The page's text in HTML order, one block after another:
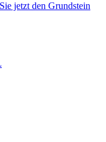
jetzt den Grundstein